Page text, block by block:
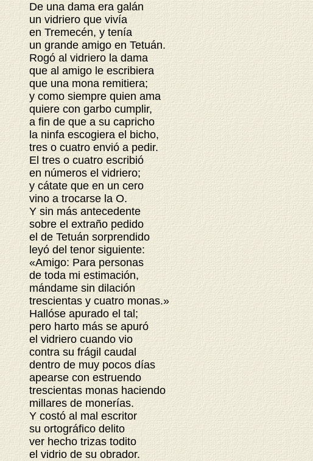
De una dama era galán
un vidriero que vivía
en Tremecén, y tenía
un grande amigo en Tetuán.
Rogó al vidriero la dama
que al amigo le escribiera
que una mona remitiera;
y como siempre quien ama
quiere con garbo cumplir,
a fin de que a su capricho
la ninfa escogiera el bicho,
tres o cuatro envió a pedir.
El tres o cuatro escribió
en números el vidriero;
y cátate que en un cero
vino a trocarse la O.
Y sin más antecedente
sobre el extraño pedido
el de Tetuán sorprendido
leyó del tenor siguiente:
«Amigo: Para personas
de toda mi estimación,
mándame sin dilación
trescientas y cuatro monas.»
Hallóse apurado el tal;
pero harto más se apuró
el vidriero cuando vio
contra su frágil caudal
dentro de muy pocos días
apearse con estruendo
trescientas monas haciendo
millares de monerías.
Y costó al mal escritor
su ortográfico delito
ver hecho trizas todito
el vidrio de su obrador.